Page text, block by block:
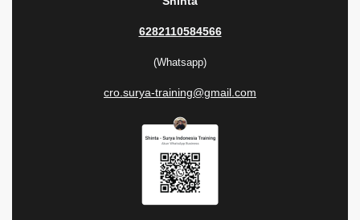
6282110584566
(Whatsapp)
cro.surya-training@gmail.com